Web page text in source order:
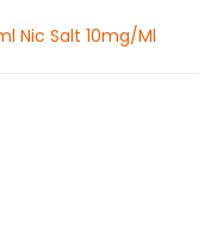
Nic Salt 10mg/ml